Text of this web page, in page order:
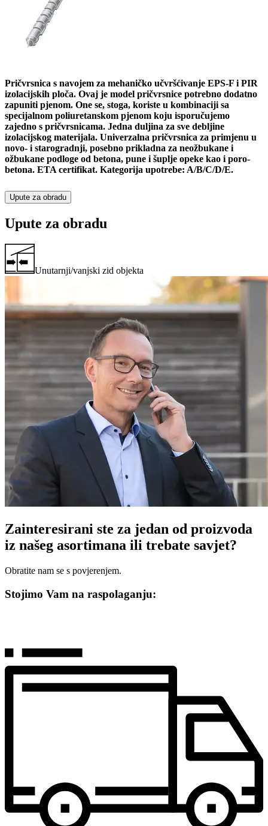
Pričvrsnica s navojem za mehaničko učvršćivanje EPS-F i PIR
izolacijskih ploča. Ovaj je model pričvrsnice potrebno dodatno
zapuniti pjenom. One se, stoga, koriste u kombinaciji sa
specijalnom poliuretanskom pjenom koju isporučujemo
zajedno s pričvrsnicama. Jedna duljina za sve debljine
izolacijskog materijala. Univerzalna pričvrsnica za primjenu u
novo- i starogradnji, posebno prikladna za neožbukane i
ožbukane podloge od betona, pune i šuplje opeke kao i poro-
betona. ETA certifikat. Kategorija upotrebe: A/B/C/D/E.
Upute za obradu
Upute za obradu
Unutarnji/vanjski zid objekta
Zainteresirani ste za jedan od proizvoda
iz našeg asortimana ili trebate savjet?
Obratite nam se s povjerenjem.
Stojimo Vam na raspolaganju: